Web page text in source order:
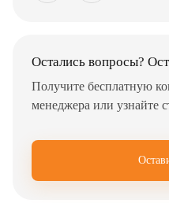
Остались вопросы?
Получите бесплатную
менеджера или узнайте